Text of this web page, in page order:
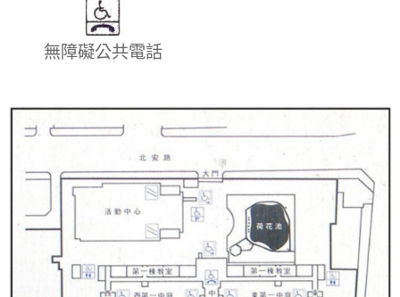
無障礙公共電話